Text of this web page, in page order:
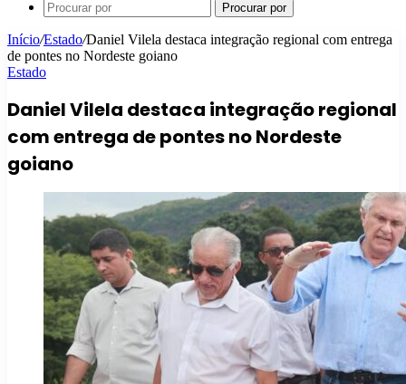
Procurar por
Início/Estado/Daniel Vilela destaca integração regional com entrega
de pontes no Nordeste goiano
Estado
Daniel Vilela destaca integração regional
com entrega de pontes no Nordeste
goiano